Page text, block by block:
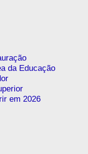
da Educação
em 2026